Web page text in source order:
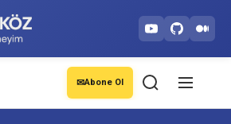
✉Abone Ol